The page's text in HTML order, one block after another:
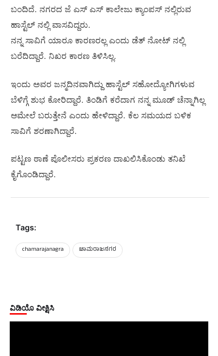
ಬಂದಿದೆ. ನಗರದ ಜೆ ಎಸ್ ಎಸ್ ಕಾಲೇಜು ಕ್ಯಾಂಪಸ್ ನಲ್ಲಿರುವ
ಹಾಸ್ಟೆಲ್ ನಲ್ಲಿ ವಾಸವಿದ್ದರು.
ನನ್ನ ಸಾವಿಗೆ ಯಾರೂ ಕಾರಣರಲ್ಲ ಎಂದು ಡೆತ್ ನೋಟ್ ನಲ್ಲಿ
ಬರೆದಿದ್ದಾರೆ. ನಿಖರ ಕಾರಣ ತಿಳಿಸಿಲ್ಲ.
ಇಂದು ಅವರ ಜನ್ಮದಿನವಾಗಿದ್ದು ಹಾಸ್ಟೆಲ್ ಸಹೋದ್ಯೋಗಿಗಳುವ
ಬೆಳಿಗ್ಗೆ ಶುಭ ಕೋರಿದ್ದಾರೆ. ತಿಂಡಿಗೆ ಕರೆದಾಗ ನನ್ನ ಮೂಡ್ ಚೆನ್ನಾಗಿಲ್ಲ
ಆಮೇಲೆ ಬರುತ್ತೇನೆ ಎಂದು ಹೇಳಿದ್ದಾರೆ. ಕೆಲ ಸಮಯದ ಬಳಿಕ
ಸಾವಿಗೆ ಶರಣಾಗಿದ್ದಾರೆ.
ಪಟ್ಟಣ ಠಾಣೆ ಪೊಲೀಸರು ಪ್ರಕರಣ ದಾಖಲಿಸಿಕೊಂಡು ತನಿಖೆ
ಕೈಗೊಂಡಿದ್ದಾರೆ.
Tags:
chamarajanagra ಚಾಮರಾಜನಗರ
ವಿಡಿಯೊ ವೀಕ್ಷಿಸಿ